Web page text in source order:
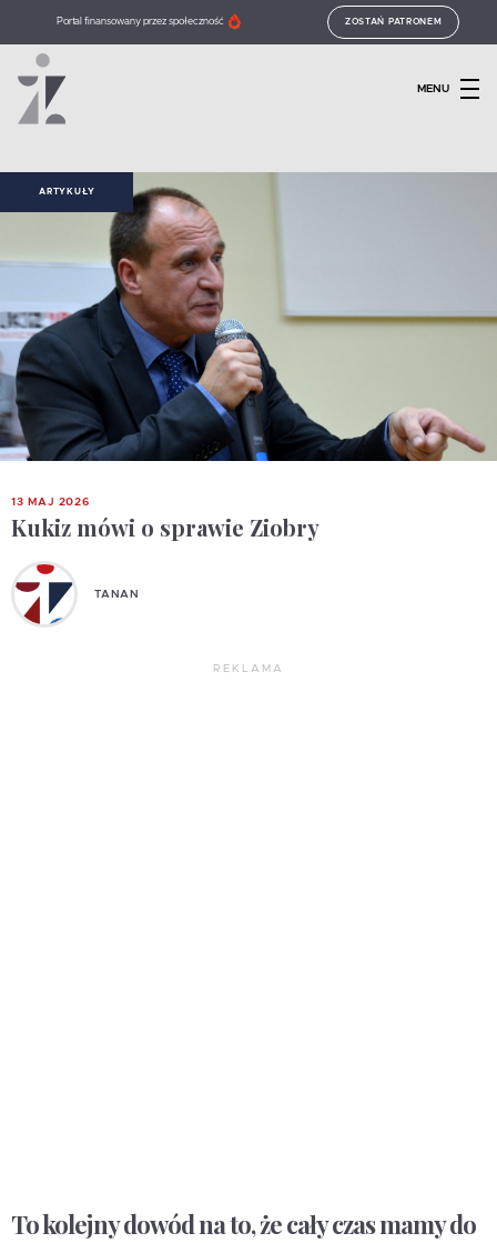
Portal finansowany przez społeczność ZOSTAŃ PATRONEM
MENU
ARTYKUŁY
13 MAJ 2026
Kukiz mówi o sprawie Ziobry
TANAN
REKLAMA
To kolejny dowód na to, że cały czas mamy do